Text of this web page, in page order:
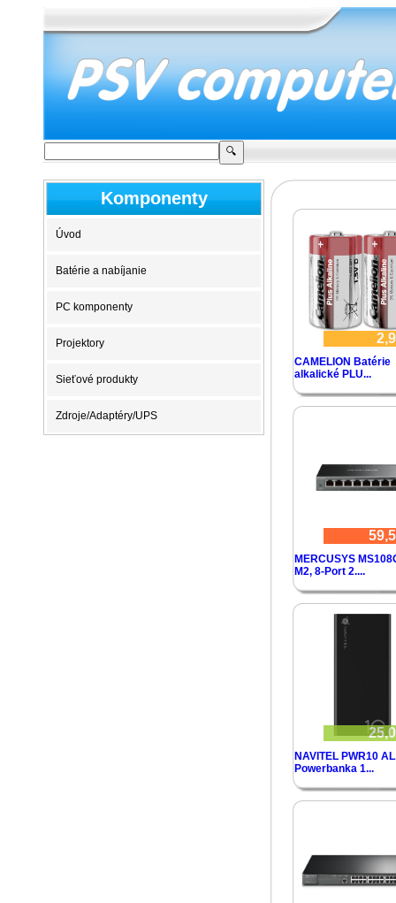
Komponenty
Úvod
Batérie a nabíjanie
PC komponenty
Projektory
Sieťové produkty
Zdroje/Adaptéry/UPS
CAMELION Batérie
alkalické PLU...
MERCUSYS
M2, 8-Port 2....
NAVITEL PWR10
Powerbanka 1...